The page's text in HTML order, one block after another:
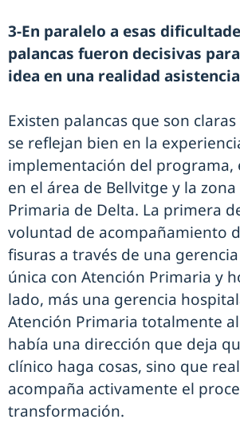
3-En paralelo a esas
palancas fueron decisivas
idea en una realidad
Existen palancas que son
se reflejan bien en la
implementación del programa,
en el área de Bellvitge y la
Primaria de Delta. La primera
voluntad de acompañamiento
fisuras a través de una
única con Atención Primaria y
lado, más una gerencia
Atención Primaria totalmente
había una dirección que deja
clínico haga cosas, sino que
acompaña activamente el
transformación.